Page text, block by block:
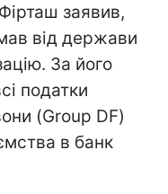
заявив,
від держави
За його
податки
(Group DF)
в банк